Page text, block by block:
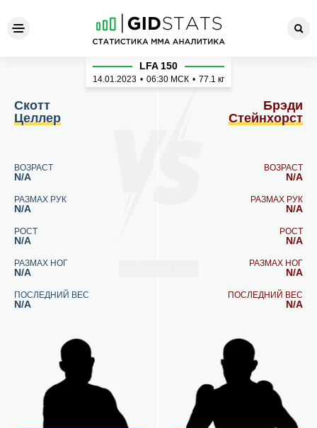
Скотт Целлер - Брэди
Скотт
Целлер
ВОЗРАСТ
N/A
РАЗМАХ РУК
N/A
РОСТ
N/A
РАЗМАХ НОГ
N/A
ПОСЛЕДНИЙ ВЕС
N/A
LFA 150
14.01.2023 • 06:30 МСК • 77.1 кг
Брэди
Стейнхорст
ВОЗРАСТ
N/A
РАЗМАХ РУК
N/A
РОСТ
N/A
РАЗМАХ НОГ
N/A
ПОСЛЕДНИЙ ВЕС
N/A